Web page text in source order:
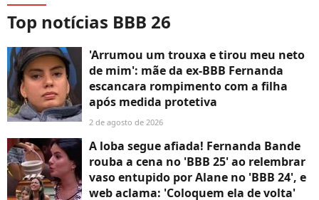
Top notícias BBB 26
'Arrumou um trouxa e tirou meu neto
de mim': mãe da ex-BBB Fernanda
escancara rompimento com a filha
após medida protetiva
2 de agosto de 2026
A loba segue afiada! Fernanda Bande
rouba a cena no 'BBB 25' ao relembrar
vaso entupido por Alane no 'BBB 24', e
web aclama: 'Coloquem ela de volta'